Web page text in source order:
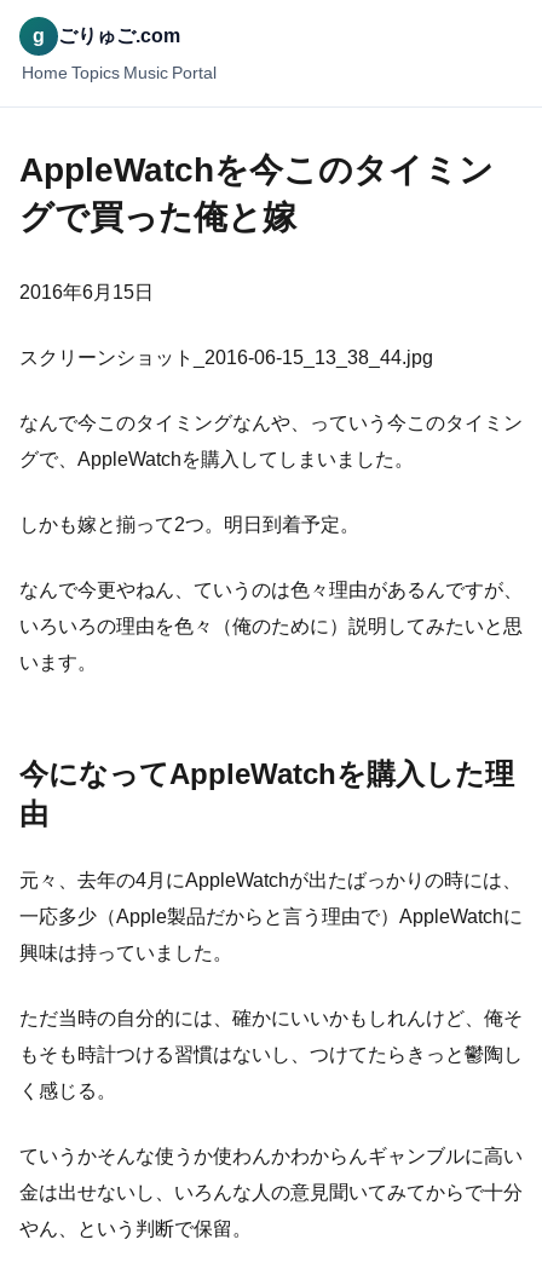
g ごりゅご.com
Home Topics Music Portal
AppleWatchを今このタイミン
グで買った俺と嫁
2016年6月15日
スクリーンショット_2016-06-15_13_38_44.jpg
なんで今このタイミングなんや、っていう今このタイミン
グで、AppleWatchを購入してしまいました。
しかも嫁と揃って2つ。明日到着予定。
なんで今更やねん、ていうのは色々理由があるんですが、
いろいろの理由を色々（俺のために）説明してみたいと思
います。
今になってAppleWatchを購入した理
由
元々、去年の4月にAppleWatchが出たばっかりの時には、
一応多少（Apple製品だからと言う理由で）AppleWatchに
興味は持っていました。
ただ当時の自分的には、確かにいいかもしれんけど、俺そ
もそも時計つける習慣はないし、つけてたらきっと鬱陶し
く感じる。
ていうかそんな使うか使わんかわからんギャンブルに高い
金は出せないし、いろんな人の意見聞いてみてからで十分
やん、という判断で保留。